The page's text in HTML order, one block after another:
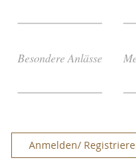
Besondere Anlässe
Anmelden/